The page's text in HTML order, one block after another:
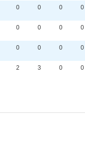
0 0 0 0
0 0 0 0
0 0 0 0
2 3 0 0